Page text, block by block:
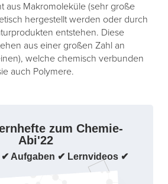
aus Makromoleküle (sehr große
hergestellt werden oder durch
entstehen. Diese
aus einer großen Zahl an
welche chemisch verbunden
auch Polymere.
zum Chemie-
Abi'22
✔ Aufgaben ✔ Lernvideos ✔